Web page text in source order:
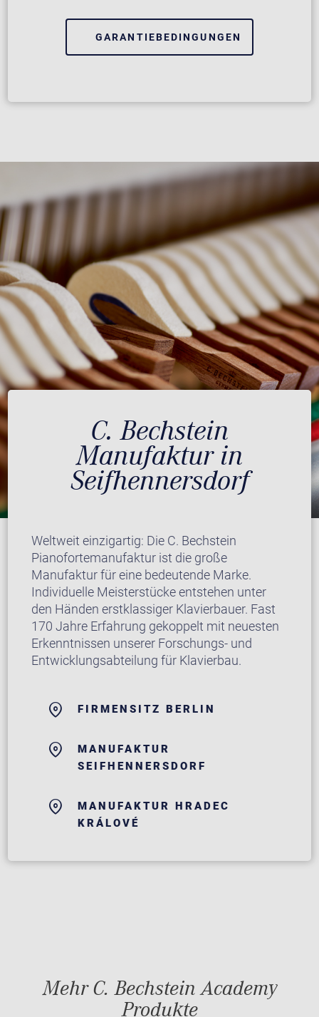
GARANTIEBEDINGUNGEN
C. Bechstein
Manufaktur in
Seifhennersdorf
Weltweit einzigartig: Die C. Bechstein
Pianofortemanufaktur ist die große
Manufaktur für eine bedeutende Marke.
Individuelle Meisterstücke entstehen unter
den Händen erstklassiger Klavierbauer. Fast
170 Jahre Erfahrung gekoppelt mit neuesten
Erkenntnissen unserer Forschungs- und
Entwicklungsabteilung für Klavierbau.
FIRMENSITZ BERLIN
MANUFAKTUR
SEIFHENNERSDORF
MANUFAKTUR HRADEC
KRÁLOVÉ
Mehr C. Bechstein Academy
Produkte